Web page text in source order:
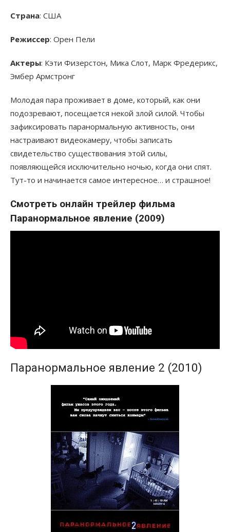
Страна: США
Режиссер: Орен Пели
Актеры: Кэти Физерстон, Мика Слот, Марк Фредерикс,
Эмбер Армстронг
Молодая пара проживает в доме, который, как они
подозревают, посещается некой злой силой. Чтобы
зафиксировать паранормальную активность, они
настраивают видеокамеру, чтобы записать
свидетельство существования этой силы,
появляющейся исключительно ночью, когда они спят.
Тут-то и начинается самое интересное… и страшное!
Смотреть онлайн трейлер фильма
Паранормальное явление (2009)
Паранормальное явление 2 (2010)